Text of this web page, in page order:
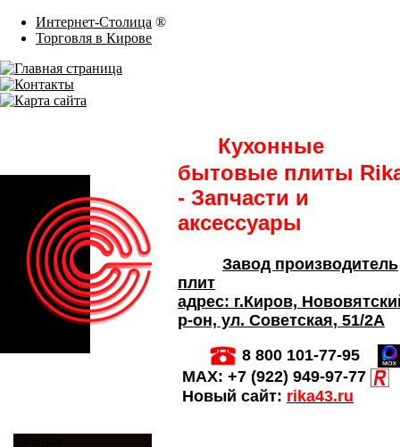
Интернет-Столица ®
Торговля в Кирове
Кухонные
бытовые плиты
- Запчасти и
аксессуары
Завод производитель
плит
адрес: г.Киров,
р-он, ул. Советская, 51/2А
8 800 101-77-95
MAX: +7 (922) 949-97-77
Новый сайт: rika43.ru